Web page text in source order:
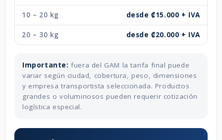
10 – 20 kg desde ₡15.000 + IVA
20 – 30 kg desde ₡20.000 + IVA
Importante: fuera del GAM la tarifa final puede
variar según ciudad, cobertura, peso, dimensiones
y empresa transportista seleccionada. Productos
grandes o voluminosos pueden requerir cotización
logística especial.